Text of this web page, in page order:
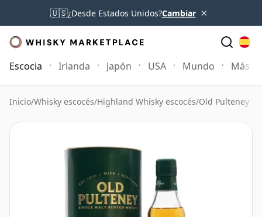
🇺🇸¿Desde Estados Unidos?Cambiar ×
Escocia Irlanda Japón USA Mundo Más
Inicio/Whisky escocés/Highland Whisky escocés/Old Pulteney